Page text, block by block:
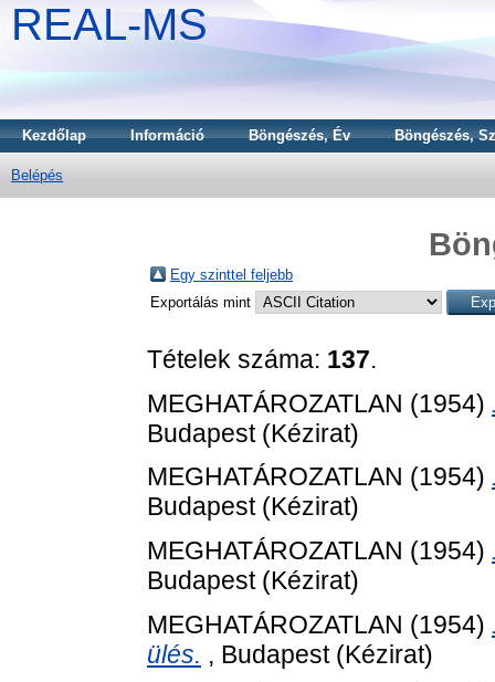
REAL-MS
Kezdőlap Információ Böngészés, Év Böngészés,
Belépés
Egy szinttel feljebb
Exportálás mint
Tételek száma: 137.
MEGHATÁROZATLAN (1954)
Budapest (Kézirat)
MEGHATÁROZATLAN (1954)
Budapest (Kézirat)
MEGHATÁROZATLAN (1954)
Budapest (Kézirat)
MEGHATÁROZATLAN (1954)
ülés. , Budapest (Kézirat)